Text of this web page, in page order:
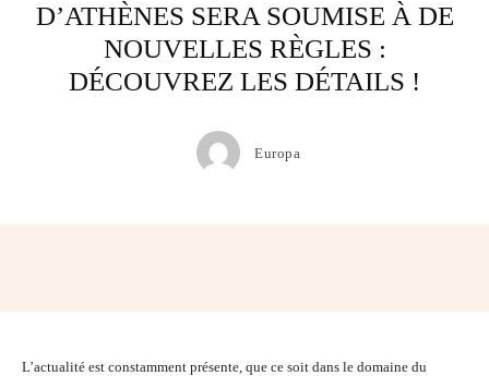
D’ATHÈNES SERA SOUMISE À DE
NOUVELLES RÈGLES :
DÉCOUVREZ LES DÉTAILS !
Europa
L’actualité est constamment présente, que ce soit dans le domaine du